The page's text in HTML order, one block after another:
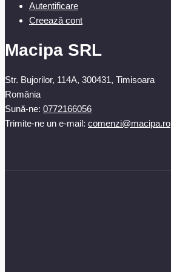
Autentificare
Creează cont
Macipa SRL
Str. Bujorilor, 114A, 300431, Timisoara
România
Sună-ne: 0772166056
Trimite-ne un e-mail: comenzi@macipa.ro